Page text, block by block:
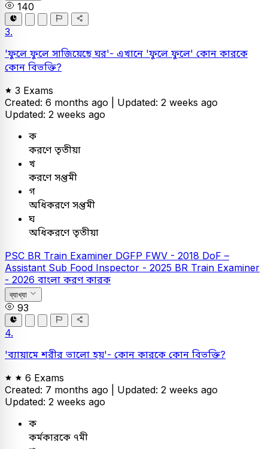
140
3.
'ফুলে ফুলে সাজিয়েছে ঘর'- এখানে 'ফুলে ফুলে' কোন কারকে
কোন বিভক্তি?
3 Exams
Created: 6 months ago | Updated: 2 weeks ago
Updated: 2 weeks ago
ক
করণে তৃতীয়া
খ
করণে সপ্তমী
গ
অধিকরণে সপ্তমী
ঘ
অধিকরণে তৃতীয়া
PSC BR Train Examiner DGFP FWV - 2018 DoF –
Assistant Sub Food Inspector - 2025 BR Train Examiner
- 2026 বাংলা করণ কারক
ব্যাখ্যা
93
4.
'ব্যায়ামে শরীর ভালো হয়'- কোন কারকে কোন বিভক্তি?
6 Exams
Created: 7 months ago | Updated: 2 weeks ago
Updated: 2 weeks ago
ক
কর্মকারকে ৭মী